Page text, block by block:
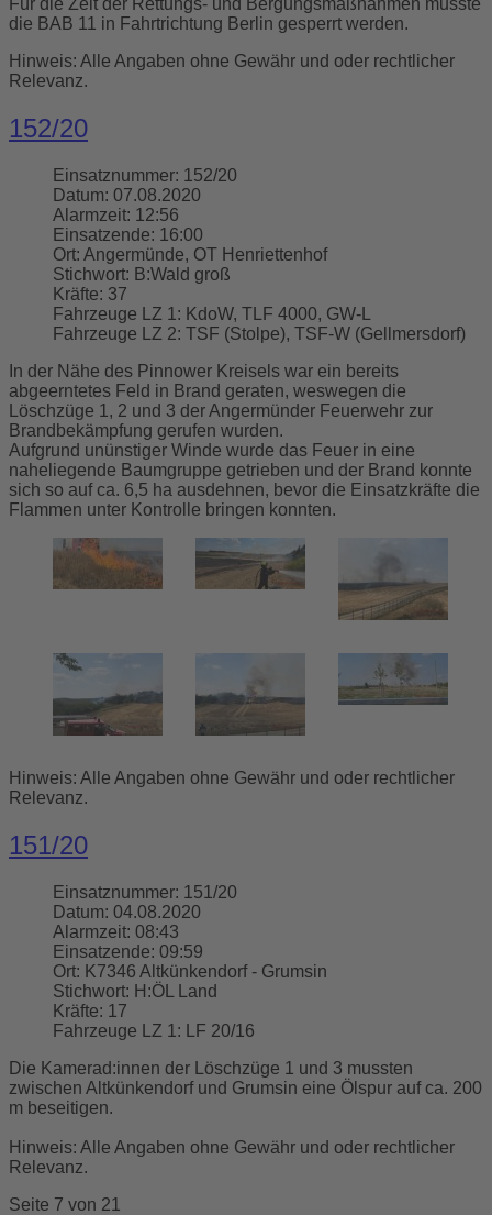
Für die Zeit der Rettungs- und Bergungsmaßnahmen musste
die BAB 11 in Fahrtrichtung Berlin gesperrt werden.
Hinweis: Alle Angaben ohne Gewähr und oder rechtlicher
Relevanz.
152/20
Einsatznummer: 152/20
Datum: 07.08.2020
Alarmzeit: 12:56
Einsatzende: 16:00
Ort: Angermünde, OT Henriettenhof
Stichwort: B:Wald groß
Kräfte: 37
Fahrzeuge LZ 1: KdoW, TLF 4000, GW-L
Fahrzeuge LZ 2: TSF (Stolpe), TSF-W (Gellmersdorf)
In der Nähe des Pinnower Kreisels war ein bereits
abgeerntetes Feld in Brand geraten, weswegen die
Löschzüge 1, 2 und 3 der Angermünder Feuerwehr zur
Brandbekämpfung gerufen wurden.
Aufgrund unünstiger Winde wurde das Feuer in eine
naheliegende Baumgruppe getrieben und der Brand konnte
sich so auf ca. 6,5 ha ausdehnen, bevor die Einsatzkräfte die
Flammen unter Kontrolle bringen konnten.
Hinweis: Alle Angaben ohne Gewähr und oder rechtlicher
Relevanz.
151/20
Einsatznummer: 151/20
Datum: 04.08.2020
Alarmzeit: 08:43
Einsatzende: 09:59
Ort: K7346 Altkünkendorf - Grumsin
Stichwort: H:ÖL Land
Kräfte: 17
Fahrzeuge LZ 1:
LF 20/16
Die Kamerad:innen der Löschzüge 1 und 3 mussten
zwischen Altkünkendorf und Grumsin eine Ölspur auf ca. 200
m beseitigen.
Hinweis: Alle Angaben ohne Gewähr und oder rechtlicher
Relevanz.
Seite 7 von 21